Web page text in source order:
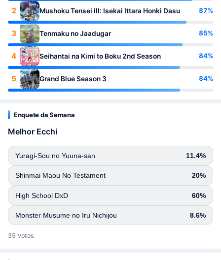
2 Mushoku Tensei III: Isekai Ittara Honki Dasu 87%
3 Tenmaku no Jaadugar 85%
4 Seihantai na Kimi to Boku 2nd Season 84%
5 Grand Blue Season 3 84%
Enquete da Semana
Melhor Ecchi
Yuragi-Sou no Yuuna-san 11.4%
Shinmai Maou No Testament 20%
High School DxD 60%
Monster Musume no Iru Nichijou 8.6%
35 votos